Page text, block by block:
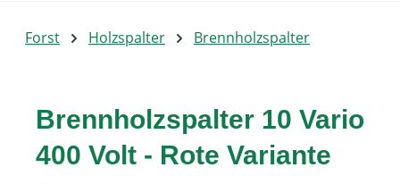
Forst Holzspalter Brennholzspalter
Brennholzspalter 10 Vario
400 Volt - Rote Variante